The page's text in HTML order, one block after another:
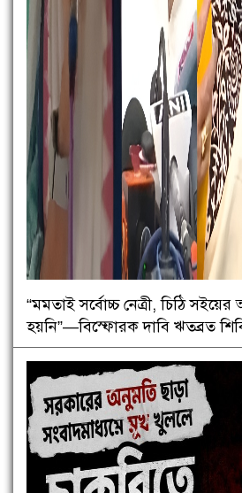
“মমতাই সর্বোচ্চ নেত্রী, চিঠি
হয়নি”—বিস্ফোরক দাবি ঋতব্রত